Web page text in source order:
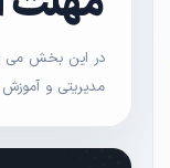
در این بخش می
مدیریتی و آموزش